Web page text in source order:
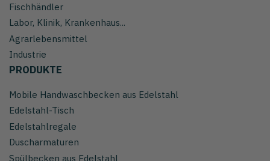
Fischhändler
Labor, Klinik, Krankenhaus...
Agrarlebensmittel
Industrie
PRODUKTE
Mobile Handwaschbecken aus Edelstahl
Edelstahl-Tisch
Edelstahlregale
Duscharmaturen
Spülbecken aus Edelstahl